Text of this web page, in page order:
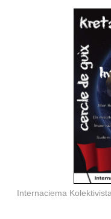
Internaciema